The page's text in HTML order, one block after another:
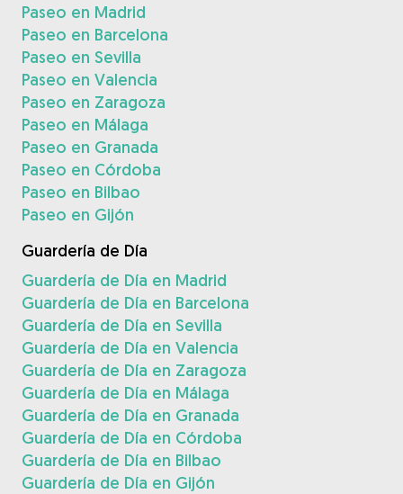
Paseo en Madrid
Paseo en Barcelona
Paseo en Sevilla
Paseo en Valencia
Paseo en Zaragoza
Paseo en Málaga
Paseo en Granada
Paseo en Córdoba
Paseo en Bilbao
Paseo en Gijón
Guardería de Día
Guardería de Día en Madrid
Guardería de Día en Barcelona
Guardería de Día en Sevilla
Guardería de Día en Valencia
Guardería de Día en Zaragoza
Guardería de Día en Málaga
Guardería de Día en Granada
Guardería de Día en Córdoba
Guardería de Día en Bilbao
Guardería de Día en Gijón